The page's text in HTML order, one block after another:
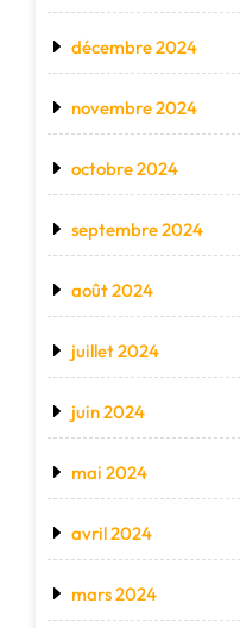
décembre 2024
novembre 2024
octobre 2024
septembre 2024
août 2024
juillet 2024
juin 2024
mai 2024
avril 2024
mars 2024